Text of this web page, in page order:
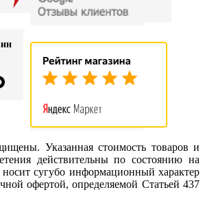
Указанная стоимость товаров и
действительны по состоянию на
сугубо информационный характер
офертой, определяемой Статьей 437